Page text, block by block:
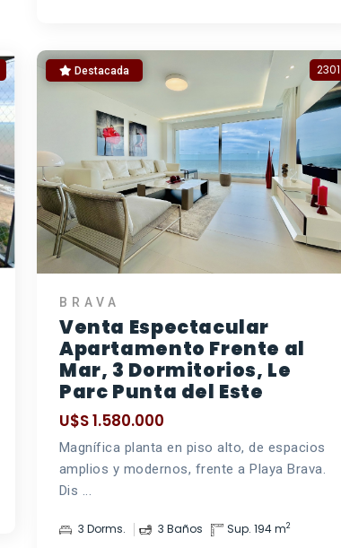
Destacada 2301
BRAVA
Venta Espectacular
Apartamento Frente al
Mar, 3 Dormitorios, Le
Parc Punta del Este
U$S 1.580.000
Magnífica planta en piso alto, de espacios
amplios y modernos, frente a Playa Brava.
Dis ...
3 Dorms. 3 Baños Sup. 194 m2